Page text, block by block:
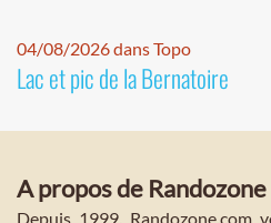
04/08/2026 dans Topo
Lac et pic de la Bernatoire
A propos de Randozone
Depuis 1999, Randozone.com